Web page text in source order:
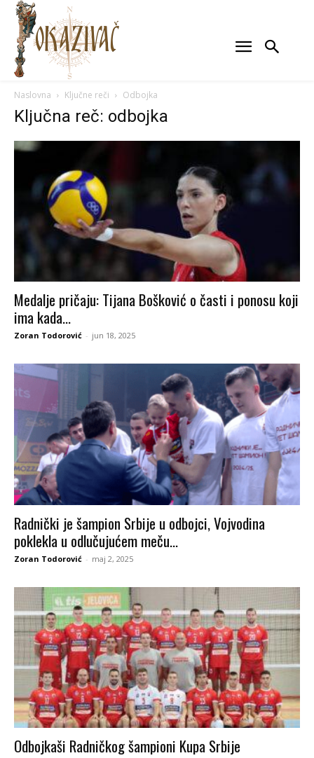
Naslovna Ključne reči Odbojka
Ključna reč: odbojka
Medalje pričaju: Tijana Bošković o časti i ponosu koji
ima kada...
Zoran Todorović - jun 18, 2025
Radnički je šampion Srbije u odbojci, Vojvodina
poklekla u odlučujućem meču...
Zoran Todorović - maj 2, 2025
Odbojkaši Radničkog šampioni Kupa Srbije